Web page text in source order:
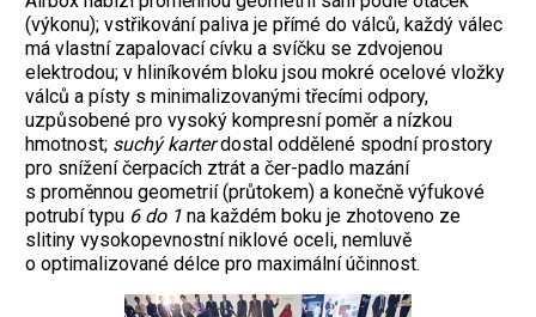
(výkonu); vstřikování paliva je přímé do válců, každý válec
má vlastní zapalovací cívku a svíčku se zdvojenou
elektrodou; v hliníkovém bloku jsou mokré ocelové vložky
válců a písty s minimalizovanými třecími odpory,
uzpůsobené pro vysoký kompresní poměr a nízkou
hmotnost; suchý karterdostal oddělené spodní prostory
pro snížení čerpacích ztrát a čer-padlo mazání
s proměnnou geometrií (průtokem) a konečně výfukové
potrubí typu 6 do 1 na každém boku je zhotoveno ze
slitiny vysokopevnostní niklové oceli, nemluvě
o optimalizované délce pro maximální účinnost.